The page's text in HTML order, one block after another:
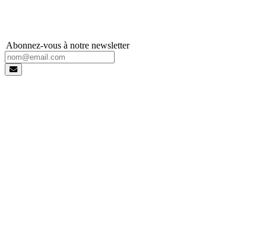
Abonnez-vous à notre newsletter